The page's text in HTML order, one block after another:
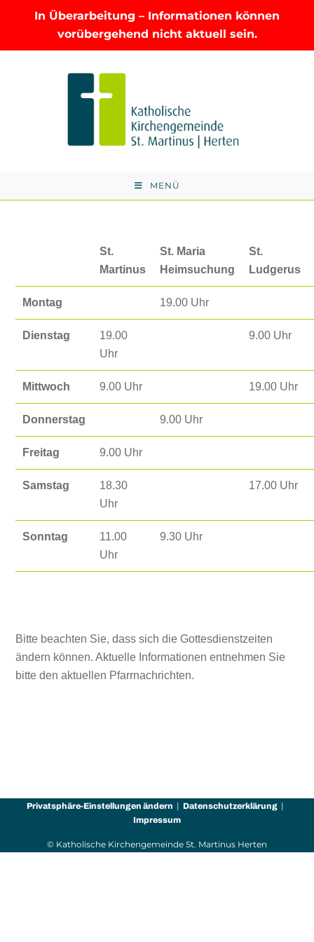
In Überarbeitung – Informationen können
vorübergehend nicht aktuell sein.
MENÜ
St.
Martinus
St. Maria
Heimsuchung
St.
Ludgerus
Montag 19.00 Uhr
Dienstag
19.00
Uhr
9.00 Uhr
Mittwoch 9.00 Uhr 19.00 Uhr
Donnerstag 9.00 Uhr
Freitag 9.00 Uhr
Samstag
18.30
Uhr
17.00 Uhr
Sonntag
11.00
Uhr
9.30 Uhr
Bitte beachten Sie, dass sich die Gottesdienstzeiten
ändern können. Aktuelle Informationen entnehmen Sie
bitte den aktuellen Pfarrnachrichten.
Privatsphäre-Einstellungen ändern
Datenschutzerklärung
Impressum
© Katholische Kirchengemeinde St. Martinus Herten